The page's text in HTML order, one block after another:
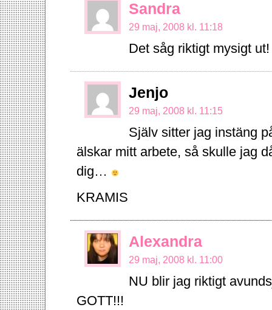
Sandra
29 maj, 2008 kl. 11:18
Det såg riktigt mysigt
Jenjo
29 maj, 2008 kl. 11:15
Själv sitter jag instäng
älskar mitt arbete, så skulle jag
dig…
KRAMIS
Alexandra
29 maj, 2008 kl. 11:00
NU blir jag riktigt
GOTT!!!